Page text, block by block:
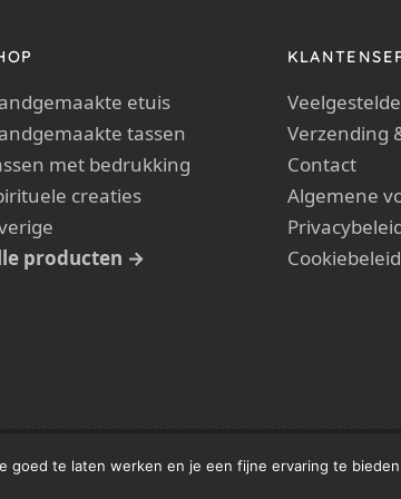
etuis
tassen
met bedrukking
creaties
producten →
Verzending
Contact
Algemene
Cookiebeleid
/ Crea Gein Alle rechten
goed te laten werken en je een fijne ervaring te